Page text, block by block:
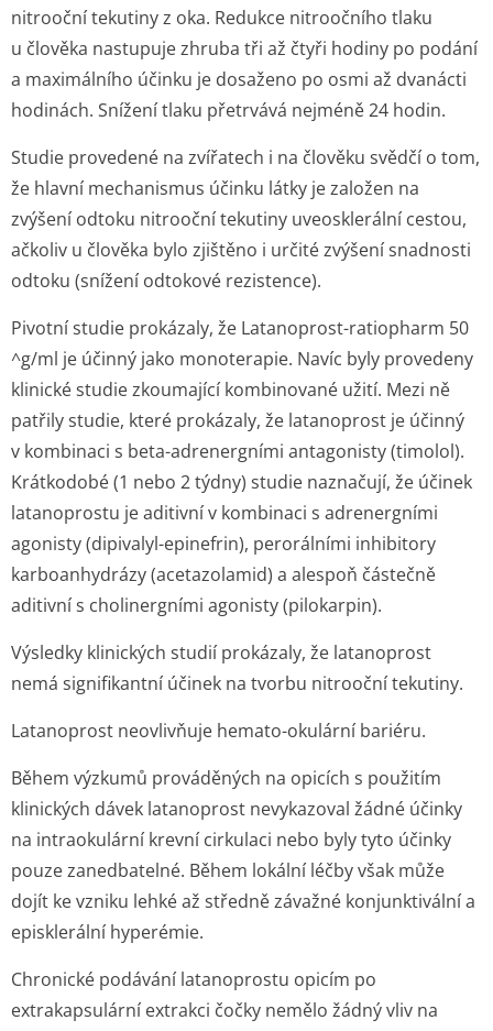
nitrooční tekutiny z oka. Redukce nitroočního tlaku
u člověka nastupuje zhruba tři až čtyři hodiny po podání
a maximálního účinku je dosaženo po osmi až dvanácti
hodinách. Snížení tlaku přetrvává nejméně 24 hodin.
Studie provedené na zvířatech i na člověku svědčí o tom,
že hlavní mechanismus účinku látky je založen na
zvýšení odtoku nitrooční tekutiny uveosklerální cestou,
ačkoliv u člověka bylo zjištěno i určité zvýšení snadnosti
odtoku (snížení odtokové rezistence).
Pivotní studie prokázaly, že Latanoprost-ratiopharm 50
^g/ml je účinný jako monoterapie. Navíc byly provedeny
klinické studie zkoumající kombinované užití. Mezi ně
patřily studie, které prokázaly, že latanoprost je účinný
v kombinaci s beta-adrenergními antagonisty (timolol).
Krátkodobé (1 nebo 2 týdny) studie naznačují, že účinek
latanoprostu je aditivní v kombinaci s adrenergními
agonisty (dipivalyl-epinefrin), perorálními inhibitory
karboanhydrázy (acetazolamid) a alespoň částečně
aditivní s cholinergními agonisty (pilokarpin).
Výsledky klinických studií prokázaly, že latanoprost
nemá signifikantní účinek na tvorbu nitrooční tekutiny.
Latanoprost neovlivňuje hemato-okulární bariéru.
Během výzkumů prováděných na opicích s použitím
klinických dávek latanoprost nevykazoval žádné účinky
na intraokulární krevní cirkulaci nebo byly tyto účinky
pouze zanedbatelné. Během lokální léčby však může
dojít ke vzniku lehké až středně závažné konjunktivální a
episklerální hyperémie.
Chronické podávání latanoprostu opicím po
extrakapsulární extrakci čočky nemělo žádný vliv na